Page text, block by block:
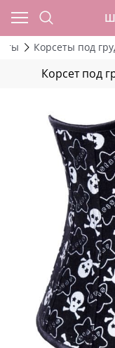
Корсеты под
Корсет под